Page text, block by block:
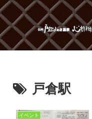
戸倉駅
イベント